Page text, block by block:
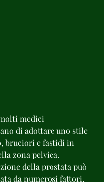
di adottare uno stile
bruciori e fastidi in
zona pelvica.
della prostata può
da numerosi fattori,